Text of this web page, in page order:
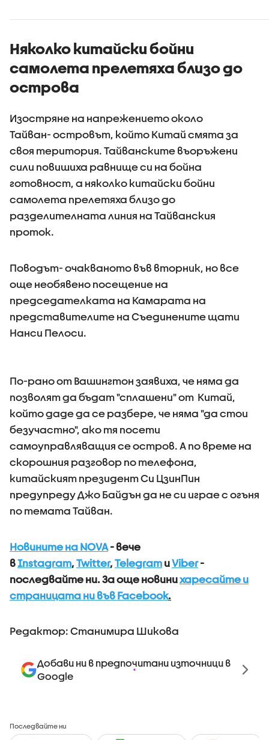
камиони
Няколко китайски бойни
самолета прелетяха близо до
острова
Изостряне на напрежението около
Тайван- островът, който Китай смята за
своя територия. Тайванските въоръжени
сили повишиха равнище си на бойна
готовност, а няколко китайски бойни
самолета прелетяха близо до
разделителната линия на Тайванския
проток.
Поводът- очакваното във вторник, но все
още необявено посещение на
председателката на Камарата на
представителите на Съединените щати
Нанси Пелоси.
По-рано от Вашингтон заявиха, че няма да
позволят да бъдат "сплашени" от Китай,
който даде да се разбере, че няма "да стои
безучастно", ако тя посети
самоуправляващия се остров. А по време на
скорошния разговор по телефона,
китайският президент Си ЦзинПин
предупреду Джо Байдън да не си играе с огъня
по темата Тайван.
Новините на NOVA- вече
вInstagram, Twitter, Telegram иViber-
последвайте ни.За още новинихаресайте и
страницата ни във Facebook.
Редактор: Станимира Шикова
Добави ни в предпочитани източници в
Google
Последвайте ни